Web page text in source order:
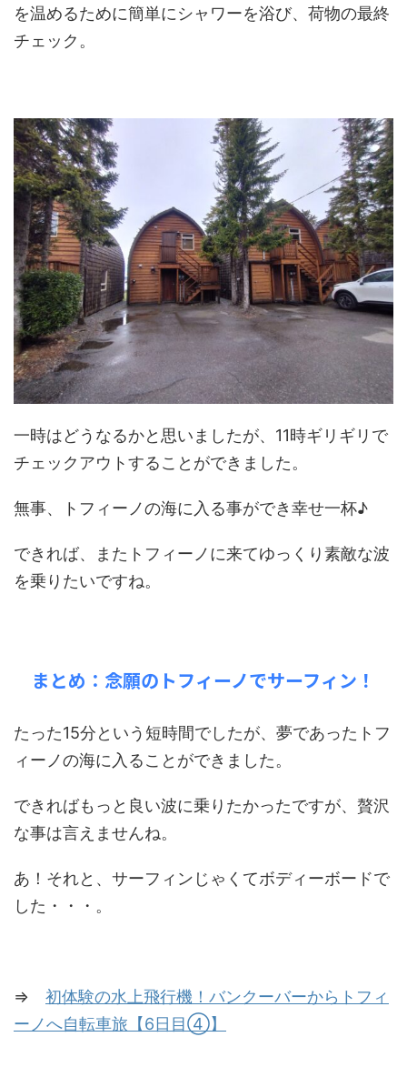
を温めるために簡単にシャワーを浴び、荷物の最終
チェック。
一時はどうなるかと思いましたが、11時ギリギリで
チェックアウトすることができました。
無事、トフィーノの海に入る事ができ幸せ一杯♪
できれば、またトフィーノに来てゆっくり素敵な波
を乗りたいですね。
まとめ：念願のトフィーノでサーフィン！
たった15分という短時間でしたが、夢であったトフ
ィーノの海に入ることができました。
できればもっと良い波に乗りたかったですが、贅沢
な事は言えませんね。
あ！それと、サーフィンじゃくてボディーボードで
した・・・。
⇒ 初体験の水上飛行機！バンクーバーからトフィ
ーノへ自転車旅【6日目④】